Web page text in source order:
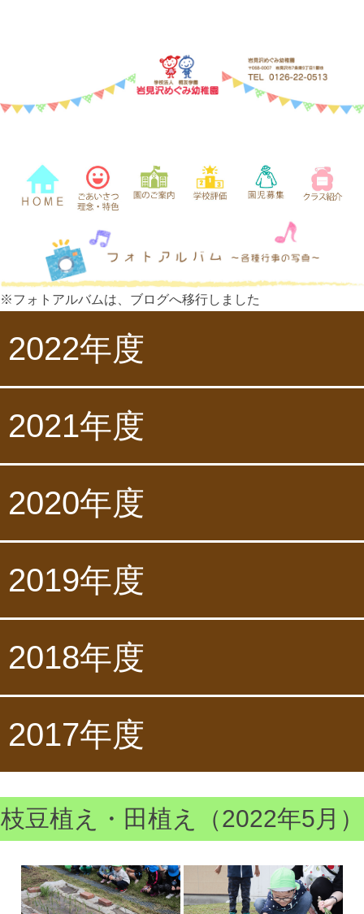
※フォトアルバムは、ブログへ移行しました
2022年度
2021年度
2020年度
2019年度
2018年度
2017年度
枝豆植え・田植え（2022年5月）